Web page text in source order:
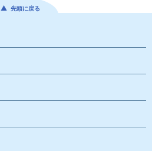
先頭に戻る